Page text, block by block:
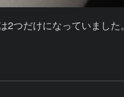
つだけになっていました。